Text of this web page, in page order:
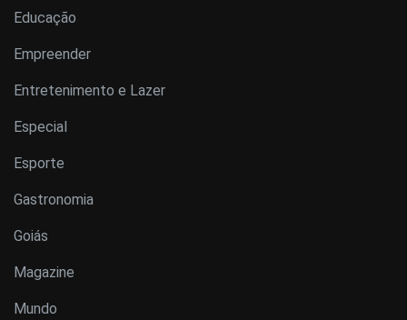
Educação
Empreender
Entretenimento e Lazer
Especial
Esporte
Gastronomia
Goiás
Magazine
Mundo